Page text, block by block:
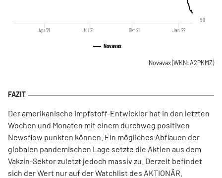
Novavax
Jul '21 Jan '22
Apr '21 Okt '21
50
Novavax(WKN: A2PKMZ)
Der amerikanische Impfstoff-Entwickler hat in den letzten
Wochen und Monaten mit einem durchweg positiven
Newsflow punkten können. Ein mögliches Abflauen der
globalen pandemischen Lage setzte die Aktien aus dem
Vakzin-Sektor zuletzt jedoch massiv zu. Derzeit befindet
sich der Wert nur auf der Watchlist des AKTIONÄR.